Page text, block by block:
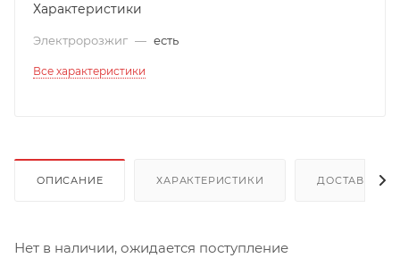
Характеристики
Электророзжиг — есть
Все характеристики
ОПИСАНИЕ ХАРАКТЕРИСТИКИ ДОСТАВКА
Нет в наличии, ожидается поступление